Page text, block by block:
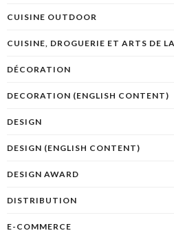
CUISINE OUTDOOR
CUISINE, DROGUERIE ET ARTS DE
DÉCORATION
DECORATION (ENGLISH CONTENT)
DESIGN
DESIGN (ENGLISH CONTENT)
DESIGN AWARD
DISTRIBUTION
E-COMMERCE